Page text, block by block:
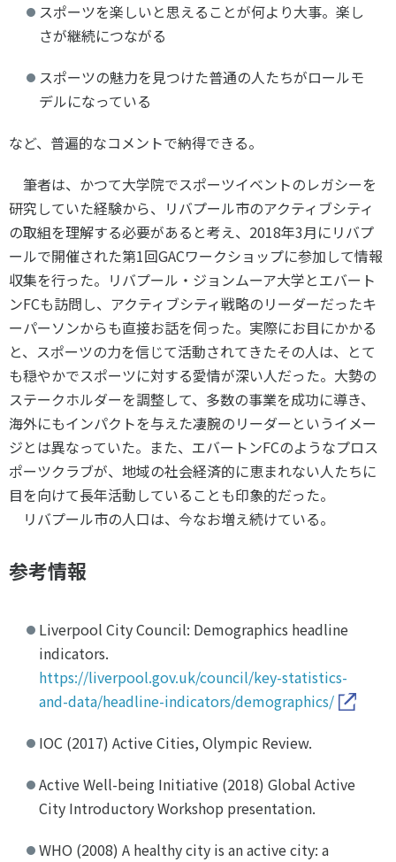
スポーツを楽しいと思えることが何より大事。楽し
さが継続につながる
スポーツの魅力を見つけた普通の人たちがロールモ
デルになっている
など、普遍的なコメントで納得できる。
筆者は、かつて大学院でスポーツイベントのレガシーを
研究していた経験から、リバプール市のアクティブシティ
の取組を理解する必要があると考え、2018年3月にリバプ
ールで開催された第1回GACワークショップに参加して情報
収集を行った。リバプール・ジョンムーア大学とエバート
ンFCも訪問し、アクティブシティ戦略のリーダーだったキ
ーパーソンからも直接お話を伺った。実際にお目にかかる
と、スポーツの力を信じて活動されてきたその人は、とて
も穏やかでスポーツに対する愛情が深い人だった。大勢の
ステークホルダーを調整して、多数の事業を成功に導き、
海外にもインパクトを与えた凄腕のリーダーというイメー
ジとは異なっていた。また、エバートンFCのようなプロス
ポーツクラブが、地域の社会経済的に恵まれない人たちに
目を向けて長年活動していることも印象的だった。
リバプール市の人口は、今なお増え続けている。
参考情報
Liverpool City Council: Demographics headline
indicators.
https://liverpool.gov.uk/council/key-statistics-
and-data/headline-indicators/demographics/
IOC (2017) Active Cities, Olympic Review.
Active Well-being Initiative (2018) Global Active
City Introductory Workshop presentation.
WHO (2008) A healthy city is an active city: a